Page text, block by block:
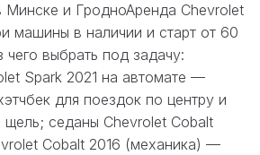
Минске и ГродноАренда Chevrolet
машины в наличии и старт от 60
чего выбрать под задачу:
Spark 2021 на автомате —
для поездок по центру и
седаны Chevrolet Cobalt
Cobalt 2016 (механика) —